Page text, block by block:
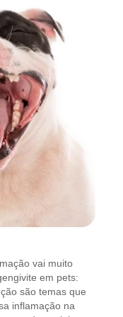
vai muito
em pets:
são temas que
inflamação na